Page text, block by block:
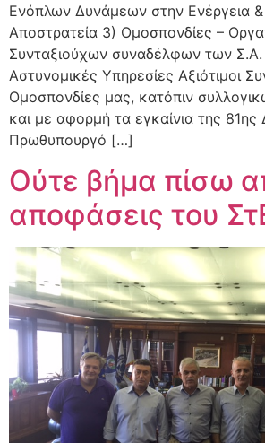
Ενόπλων Δυνάμεων στην Ενέργεια
Αποστρατεία 3) Ομοσπονδίες –
Συνταξιούχων συναδέλφων των Σ.Α.
Αστυνομικές Υπηρεσίες Αξιότιμοι
Ομοσπονδίες μας, κατόπιν
και με αφορμή τα εγκαίνια της
Πρωθυπουργό […]
Ούτε βήμα πίσω
αποφάσεις του